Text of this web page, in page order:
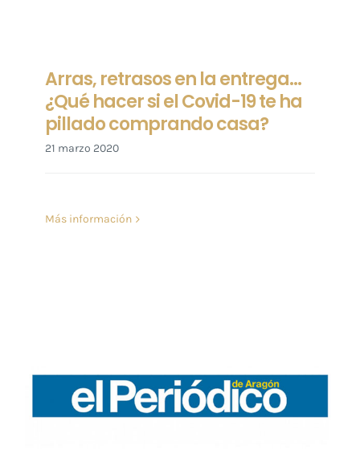
Arras, retrasos en la entrega…
¿Qué hacer si el Covid-19 te ha
pillado comprando casa?
21 marzo 2020
Más información